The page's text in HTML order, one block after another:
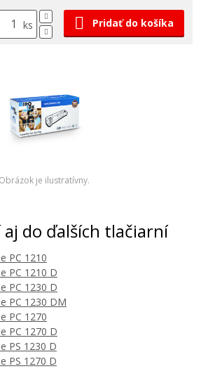
ks Pridať do košíka
Obrázok je ilustratívny.
aj do ďalších tlačiarní
PC 1210
PC 1210 D
PC 1230 D
PC 1230 DM
PC 1270
PC 1270 D
PS 1230 D
PS 1270 D